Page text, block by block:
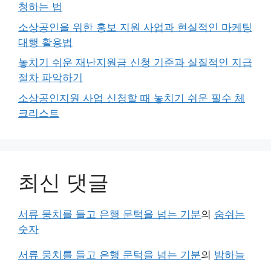
청하는 법
소상공인을 위한 홍보 지원 사업과 현실적인 마케팅
대행 활용법
놓치기 쉬운 재난지원금 신청 기준과 실질적인 지급
절차 파악하기
소상공인지원 사업 신청할 때 놓치기 쉬운 필수 체
크리스트
최신 댓글
서류 뭉치를 들고 은행 문턱을 넘는 기분의 숨쉬는
숫자
서류 뭉치를 들고 은행 문턱을 넘는 기분의 밤하늘